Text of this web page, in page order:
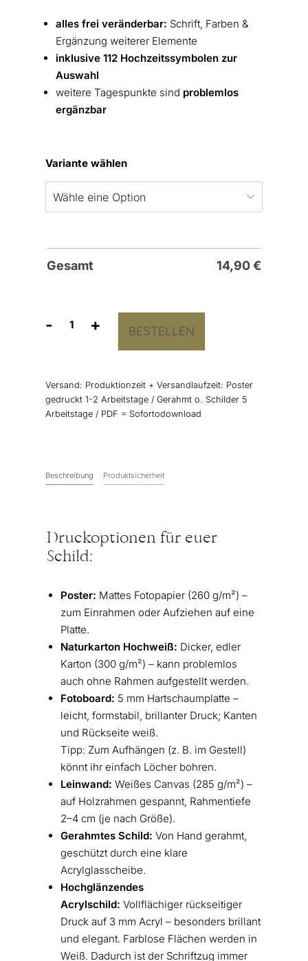
alles frei veränderbar: Schrift, Farben &
Ergänzung weiterer Elemente
inklusive 112 Hochzeitssymbolen zur
Auswahl
weitere Tagespunkte sind problemlos
ergänzbar
Variante wählen
Gesamt 14,90€
-
Tagesablauf
11
Menge
+ BESTELLEN
Versand: Produktionzeit + Versandlaufzeit: Poster
gedruckt 1-2 Arbeitstage / Gerahmt o. Schilder 5
Arbeitstage / PDF = Sofortodownload
Beschreibung Produktsicherheit
Druckoptionen für euer
Schild:
Poster: Mattes Fotopapier (260 g/m²) –
zum Einrahmen oder Aufziehen auf eine
Platte.
Naturkarton Hochweiß: Dicker, edler
Karton (300 g/m²) – kann problemlos
auch ohne Rahmen aufgestellt werden.
Fotoboard: 5 mm Hartschaumplatte –
leicht, formstabil, brillanter Druck; Kanten
und Rückseite weiß.
Tipp: Zum Aufhängen (z. B. im Gestell)
könnt ihr einfach Löcher bohren.
Leinwand: Weißes Canvas (285 g/m²) –
auf Holzrahmen gespannt, Rahmentiefe
2–4 cm (je nach Größe).
Gerahmtes Schild: Von Hand gerahmt,
geschützt durch eine klare
Acrylglasscheibe.
Hochglänzendes
Acrylschild: Vollflächiger rückseitiger
Druck auf 3 mm Acryl – besonders brillant
und elegant. Farblose Flächen werden in
Weiß. Dadurch ist der Schriftzug immer